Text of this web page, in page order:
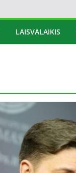
LAISVALAIKIS